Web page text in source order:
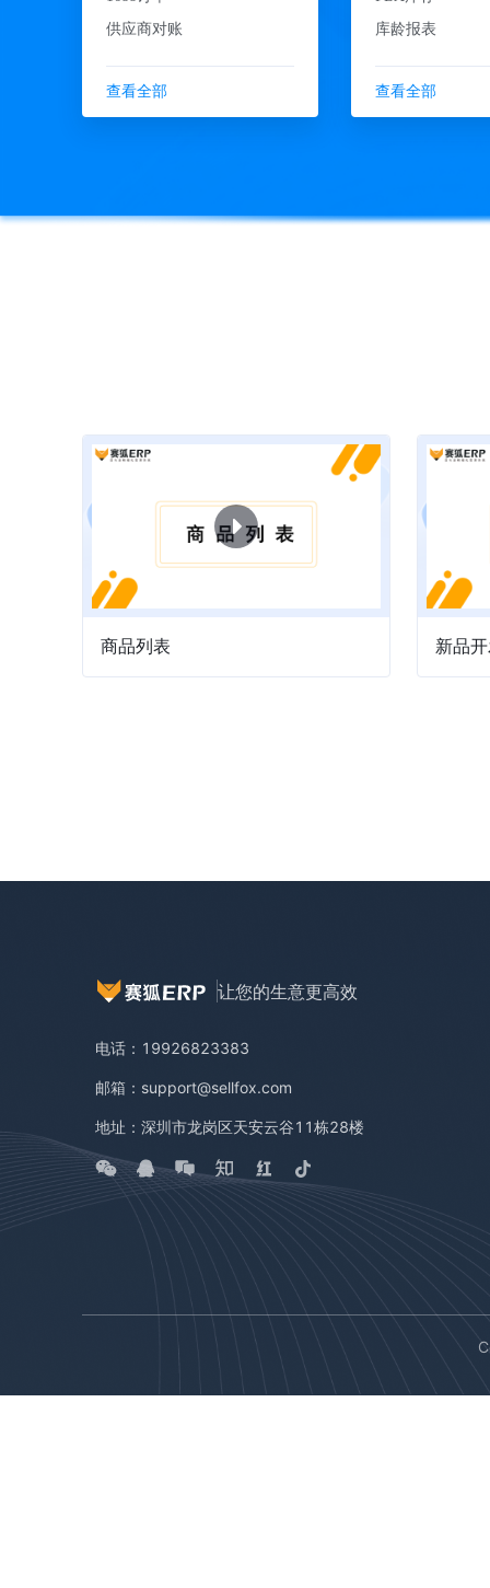
供应商对账
查看全部
库龄报表
查看全部
商品列表 新品
让您的生意更高效
电话：19926823383
邮箱：support@sellfox.com
地址：深圳市龙岗区天安云谷11栋28楼